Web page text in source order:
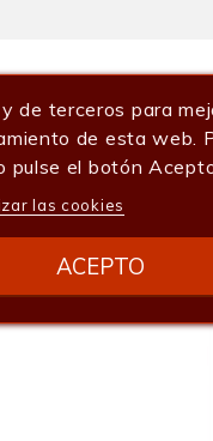
de terceros para
de esta web.
pulse el botón
las cookies
ACEPTO